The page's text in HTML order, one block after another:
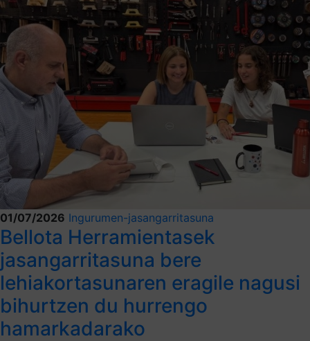
01/07/2026 Ingurumen-jasangarritasuna
Bellota Herramientasek
jasangarritasuna bere
lehiakortasunaren eragile nagusi
bihurtzen du hurrengo
hamarkadarako